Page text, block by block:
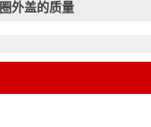
外盖的质量